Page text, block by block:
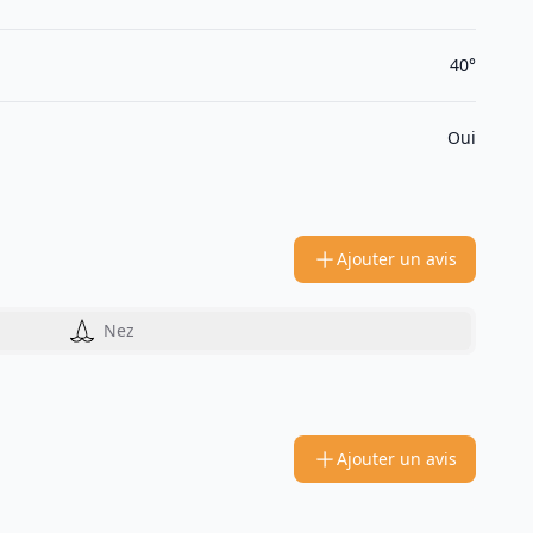
40°
Oui
Ajouter un avis
Nez
Ajouter un avis